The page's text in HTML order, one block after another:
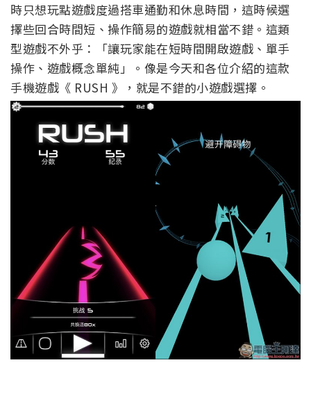
時只想玩點遊戲度過搭車通勤和休息時間，這時候選
擇些回合時間短、操作簡易的遊戲就相當不錯。這類
型遊戲不外乎：「讓玩家能在短時間開啟遊戲、單手
操作、遊戲概念單純」。像是今天和各位介紹的這款
手機遊戲《 RUSH 》，就是不錯的小遊戲選擇。